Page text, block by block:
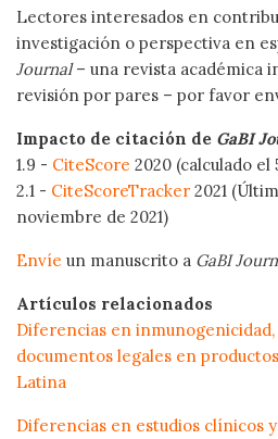
Lectores interesados en
investigación o perspectiva en
Journal– una revista académica
revisión por pares – por favor
Impacto de citación de GaBI
1.9 - CiteScore 2020 (calculado el
2.1 - CiteScoreTracker 2021
noviembre de 2021)
Envíe un manuscrito a GaBI
Artículos relacionados
Diferencias en
documentos legales en
Latina
Diferencias en estudios clínicos